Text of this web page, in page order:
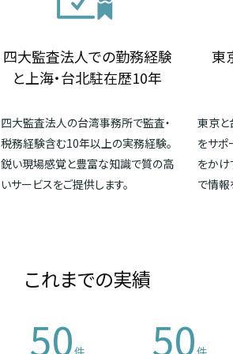
四大監査法人での勤務経験
と上海・台北駐在歴10年
四大監査法人の台湾事務所で監査・
税務経験含む10年以上の実務経験。
鋭い現場感覚と豊富な知識で質の高
いサービスをご提供します。
東
東京と
をサポ
をか
で情報
これまでの実績
50 50